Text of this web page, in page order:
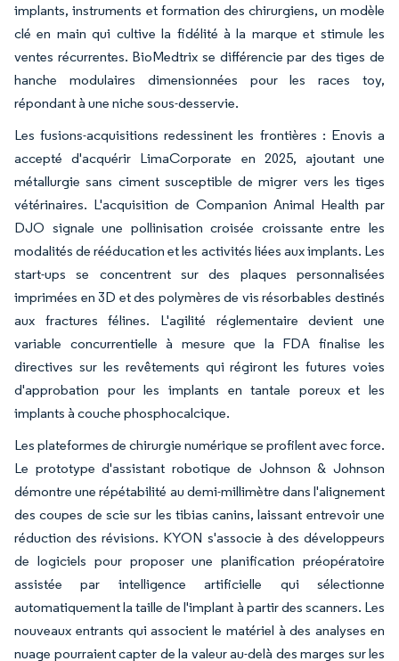
implants, instruments et formation des chirurgiens, un modèle
clé en main qui cultive la fidélité à la marque et stimule les
ventes récurrentes. BioMedtrix se différencie par des tiges de
hanche modulaires dimensionnées pour les races toy,
répondant à une niche sous-desservie.
Les fusions-acquisitions redessinent les frontières : Enovis a
accepté d'acquérir LimaCorporate en 2025, ajoutant une
métallurgie sans ciment susceptible de migrer vers les tiges
vétérinaires. L'acquisition de Companion Animal Health par
DJO signale une pollinisation croisée croissante entre les
modalités de rééducation et les activités liées aux implants. Les
start-ups se concentrent sur des plaques personnalisées
imprimées en 3D et des polymères de vis résorbables destinés
aux fractures félines. L'agilité réglementaire devient une
variable concurrentielle à mesure que la FDA finalise les
directives sur les revêtements qui régiront les futures voies
d'approbation pour les implants en tantale poreux et les
implants à couche phosphocalcique.
Les plateformes de chirurgie numérique se profilent avec force.
Le prototype d'assistant robotique de Johnson & Johnson
démontre une répétabilité au demi-millimètre dans l'alignement
des coupes de scie sur les tibias canins, laissant entrevoir une
réduction des révisions. KYON s'associe à des développeurs
de logiciels pour proposer une planification préopératoire
assistée par intelligence artificielle qui sélectionne
automatiquement la taille de l'implant à partir des scanners. Les
nouveaux entrants qui associent le matériel à des analyses en
nuage pourraient capter de la valeur au-delà des marges sur les